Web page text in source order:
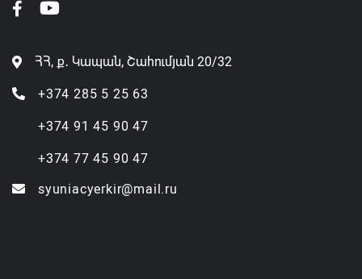
ՀՀ, ք․ Կապան, Շահումյան 20/32
+374 285 5 25 63
+374 91 45 90 47
+374 77 45 90 47
syuniacyerkir@mail.ru